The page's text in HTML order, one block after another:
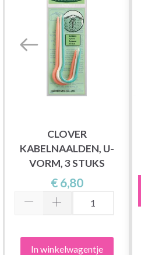
CLOVER
KABELNAALDEN, U-
VORM, 3 STUKS
€ 6,80
In winkelwagentje